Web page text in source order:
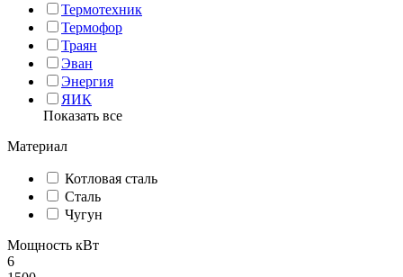
Термотехник
Термофор
Траян
Эван
Энергия
ЯИК
Показать все
Материал
Котловая сталь
Сталь
Чугун
Мощность кВт
6